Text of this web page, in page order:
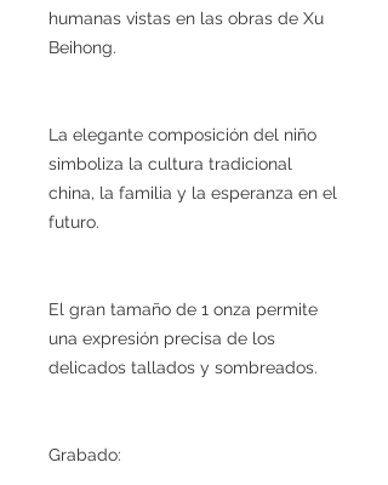
humanas vistas en las obras de Xu
Beihong.
La elegante composición del niño
simboliza la cultura tradicional
china, la familia y la esperanza en el
futuro.
El gran tamaño de 1 onza permite
una expresión precisa de los
delicados tallados y sombreados.
Grabado: